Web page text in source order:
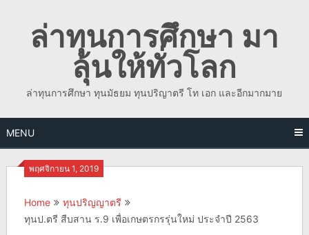
contentล่าทุนการศึกษา มา
ลุ้นให้ทั่วโลก
ล่าทุนการศึกษา ทุนมัธยม ทุนปริญาตรี โท เอก และอีกมากมาย
MENU
พฤศจิกายน 1, 2019
Home
ทุนปริญญาตรี
ทุนป.ตรี สืบสาน ร.9 เพื่อเกษตรกรรุ่นใหม่ ประจำปี 2563